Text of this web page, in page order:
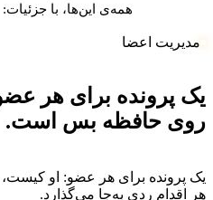
همه‌ی این‌ها، با جزئیات:
مدیریت اعضا
یک پرونده برای هر
روی حافظه بس است.
یک پرونده برای هر عضو: او کیست،
هر اقدام ردی به‌جا می‌گذارد.